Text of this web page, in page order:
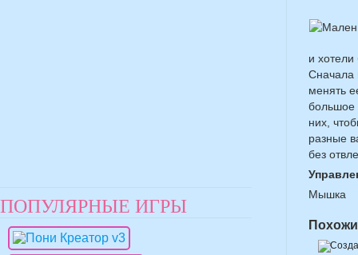
и
Сначала
менять
большое
них,
разные
без
Мышка
ПОПУЛЯРНЫЕ ИГРЫ